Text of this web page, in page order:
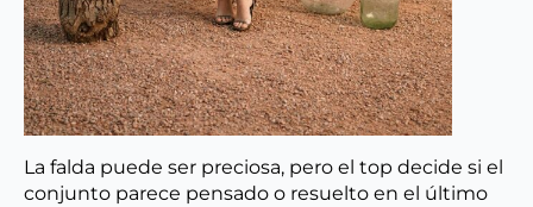
La falda puede ser preciosa, pero el top decide si el
conjunto parece pensado o resuelto en el último